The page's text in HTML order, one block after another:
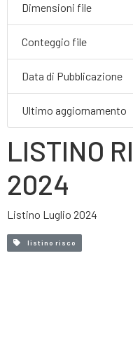
Dimensioni file
Conteggio file
Data di Pubblicazione
Ultimo aggiornamento
LISTINO
2024
Listino Luglio 2024
listino risco